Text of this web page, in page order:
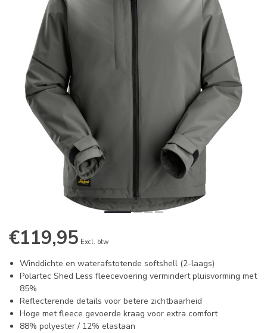
€119,95 Excl. btw
Winddichte en waterafstotende softshell (2-laags)
Polartec Shed Less fleecevoering vermindert pluisvorming met
85%
Reflecterende details voor betere zichtbaarheid
Hoge met fleece gevoerde kraag voor extra comfort
88% polyester / 12% elastaan